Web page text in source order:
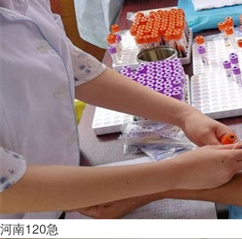
河南120急